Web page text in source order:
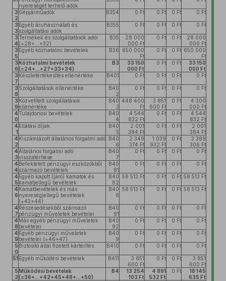
nyereségét terhelő adók
3
2
Gépjárműadók B354 0 Ft 0 Ft 0 Ft 0 Ft
3
3
Egyéb áruhasználati és
szolgáltatási adók
B355 0 Ft 0 Ft 0 Ft 0 Ft
3
4
Termékek és szolgáltatások adói
(=28+...+32)
B35
28 000
000 Ft
0 Ft 0 Ft
28 000
000 Ft
3
5
Egyéb közhatalmi bevételek B36
650 000
Ft
0 Ft 0 Ft 650 000
Ft
3
6
Közhatalmi bevételek
(=24+...+27+33+34)
B3
33 150
000 Ft
0 Ft 0 Ft
33 150
000 Ft
3
7
Készletértékesítés ellenértéke B401 0 Ft 0 Ft 0 Ft 0 Ft
3
8
Szolgáltatások ellenértéke
B40
2
0 Ft 0 Ft 0 Ft 0 Ft
3
9
Közvetített szolgáltatások
ellenértéke
B40
3
448 400
Ft
3 851
600 Ft
0 Ft
4 300
000 Ft
4
0
Tulajdonosi bevételek
B40
4
4 544
832 Ft
0 Ft 0 Ft
4 544
832 Ft
4
1
Ellátási díjak
B40
5
2 001
384 Ft
0 Ft 0 Ft
2 001
384 Ft
4
2
Kiszámlázott általános forgalmi adó B40
6
2 349
374 Ft
1 039
932 Ft
0 Ft
3 389
306 Ft
4
3
Általános forgalmi adó
visszatérítése
B40
7
0 Ft 0 Ft 0 Ft 0 Ft
4
4
Befektetett pénzügyi eszközökből
származó bevételek
B40
81
0 Ft 0 Ft 0 Ft 0 Ft
4
5
Egyéb kapott (járó) kamatok és
kamatjellegű bevételek
B40
82
58 513 Ft 0 Ft 0 Ft 58 513 Ft
4
6
Kamatbevételek és más
nyereségjellegű bevételek
(=43+44)
B40
8
58 513 Ft 0 Ft 0 Ft 58 513 Ft
4
7
Részesedésekből származó
pénzügyi műveletek bevételei
B40
91
0 Ft 0 Ft 0 Ft 0 Ft
4
8
Más egyéb pénzügyi műveletek
bevételei
B40
92
0 Ft 0 Ft 0 Ft 0 Ft
4
9
Egyéb pénzügyi műveletek
bevételei (=46+47)
B40
9
0 Ft 0 Ft 0 Ft 0 Ft
5
0
Biztosító által fizetett kártérítés B410 0 Ft 0 Ft 0 Ft 0 Ft
51 Egyéb működési bevételek B411
3 851
600 Ft
0 Ft 0 Ft
3 851
600 Ft
5
2
Működési bevételek
(=36+...+42+45+48+...+50)
B4
13 254
103 Ft
4 891
532 Ft
0 Ft
18 145
635 Ft